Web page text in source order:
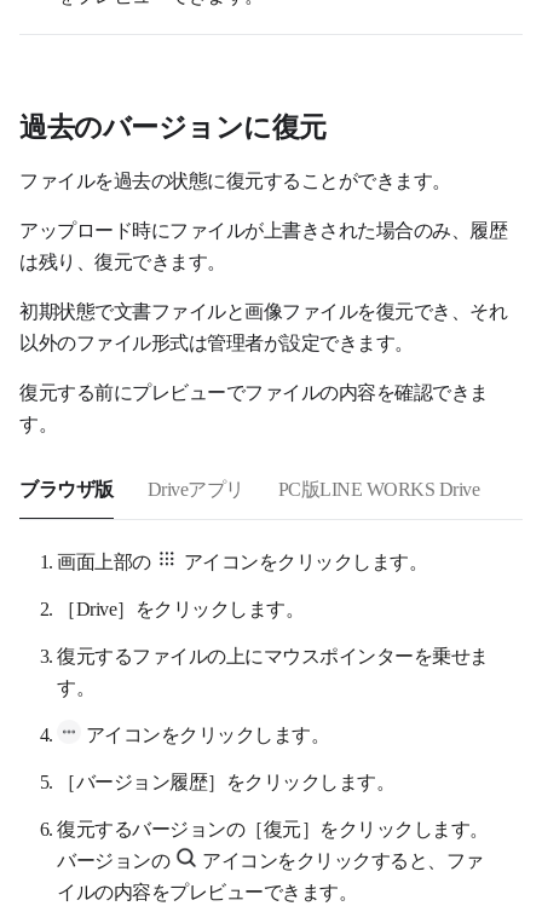
過去のバージョンに復元
ファイルを過去の状態に復元することができます。
アップロード時にファイルが上書きされた場合のみ、履歴
は残り、復元できます。
初期状態で文書ファイルと画像ファイルを復元でき、それ
以外のファイル形式は管理者が設定できます。
復元する前にプレビューでファイルの内容を確認できま
す。
ブラウザ版 Driveアプリ PC版LINE WORKS Drive
画面上部の
アイコンをクリックします。
［Drive］をクリックします。
復元するファイルの上にマウスポインターを乗せま
す。
アイコンをクリックします。
［バージョン履歴］をクリックします。
復元するバージョンの［復元］をクリックします。
バージョンの
アイコンをクリックすると、ファ
イルの内容をプレビューできます。